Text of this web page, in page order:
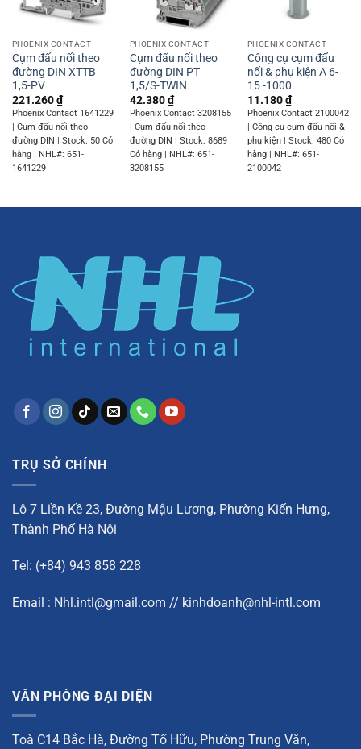
PHOENIX CONTACT
Cụm đấu nối theo
đường DIN XTTB
1,5-PV
221.260₫
Phoenix Contact 1641229
| Cụm đấu nối theo
đường DIN | Stock: 50 Có
hàng | NHL#: 651-
1641229
PHOENIX CONTACT
Cụm đấu nối theo
đường DIN PT
1,5/S-TWIN
42.380₫
Phoenix Contact 3208155
| Cụm đấu nối theo
đường DIN | Stock: 8689
Có hàng | NHL#: 651-
3208155
PHOENIX CONTACT
Công cụ cụm đấu
nối & phụ kiện A 6-
15 -1000
11.180₫
Phoenix Contact 2100042
| Công cụ cụm đấu nối &
phụ kiện | Stock: 480 Có
hàng | NHL#: 651-
2100042
TRỤ SỞ CHÍNH
Lô 7 Liền Kề 23, Đường Mậu Lương, Phường Kiến Hưng,
Thành Phố Hà Nội
Tel: (+84) 943 858 228
Email : Nhl.intl@gmail.com // kinhdoanh@nhl-intl.com
VĂN PHÒNG ĐẠI DIỆN
Toà C14 Bắc Hà, Đường Tố Hữu, Phường Trung Văn,